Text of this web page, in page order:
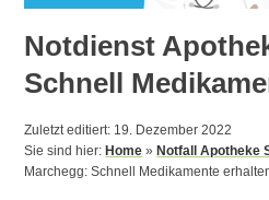
Notdienst
Schnell
Zuletzt editiert: 19. Dezember 2022
Sie sind hier:Home »Notfall Apotheke
Marchegg: Schnell Medikamente